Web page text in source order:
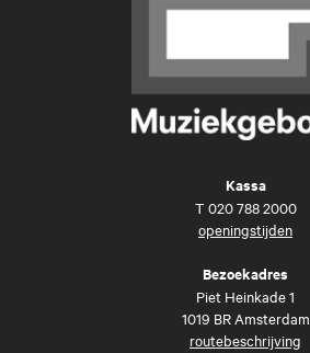
Kassa
T 020 788 2000
openingstijden
Bezoekadres
Piet Heinkade 1
1019 BR Amsterdam
routebeschrijving